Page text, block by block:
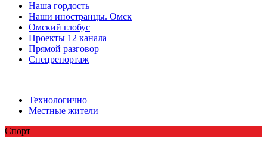
Наша гордость
Наши иностранцы. Омск
Омский глобус
Проекты 12 канала
Прямой разговор
Спецрепортаж
Технологично
Местные жители
Спорт